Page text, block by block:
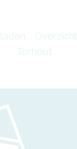
Overzicht
Torhout